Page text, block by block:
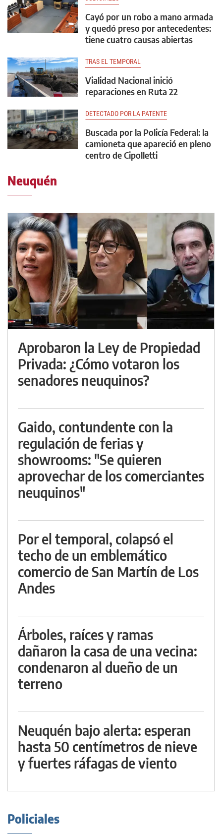
Cayó por un robo a mano armada
y quedó preso por antecedentes:
tiene cuatro causas abiertas
TRAS EL TEMPORAL
Vialidad Nacional inició
reparaciones en Ruta 22
DETECTADO POR LA PATENTE
Buscada por la Policía Federal: la
camioneta que apareció en pleno
centro de Cipolletti
Neuquén
Aprobaron la Ley de Propiedad
Privada: ¿Cómo votaron los
senadores neuquinos?
Gaido, contundente con la
regulación de ferias y
showrooms: "Se quieren
aprovechar de los comerciantes
neuquinos"
Por el temporal, colapsó el
techo de un emblemático
comercio de San Martín de Los
Andes
Árboles, raíces y ramas
dañaron la casa de una vecina:
condenaron al dueño de un
terreno
Neuquén bajo alerta: esperan
hasta 50 centímetros de nieve
y fuertes ráfagas de viento
Policiales